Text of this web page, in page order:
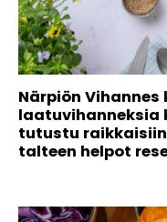
Närpiön
laatuvihanneksia
tutustu
talteen helpot